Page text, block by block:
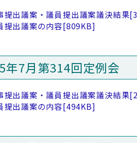
提出議案・議員提出議案議決結果
提出議案の内容[809KB]
年7月第314回定例会
提出議案・議員提出議案議決結果
提出議案の内容[494KB]